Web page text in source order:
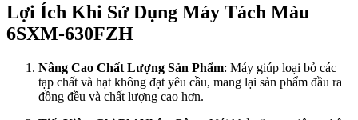
Lợi Ích Khi Sử Dụng Máy Tách Màu
6SXM-630FZH
Nâng Cao Chất Lượng Sản Phẩm: Máy giúp loại bỏ các
tạp chất và hạt không đạt yêu cầu, mang lại sản phẩm đầu ra
đồng đều và chất lượng cao hơn.